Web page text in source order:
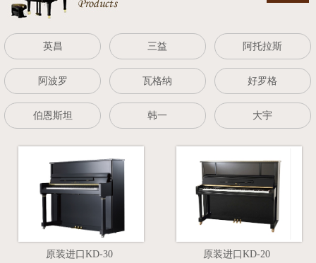
英昌 三益 阿托拉斯
阿波罗 瓦格纳 好罗格
伯恩斯坦 韩一 大宇
原装进口KD-30 原装进口KD-20